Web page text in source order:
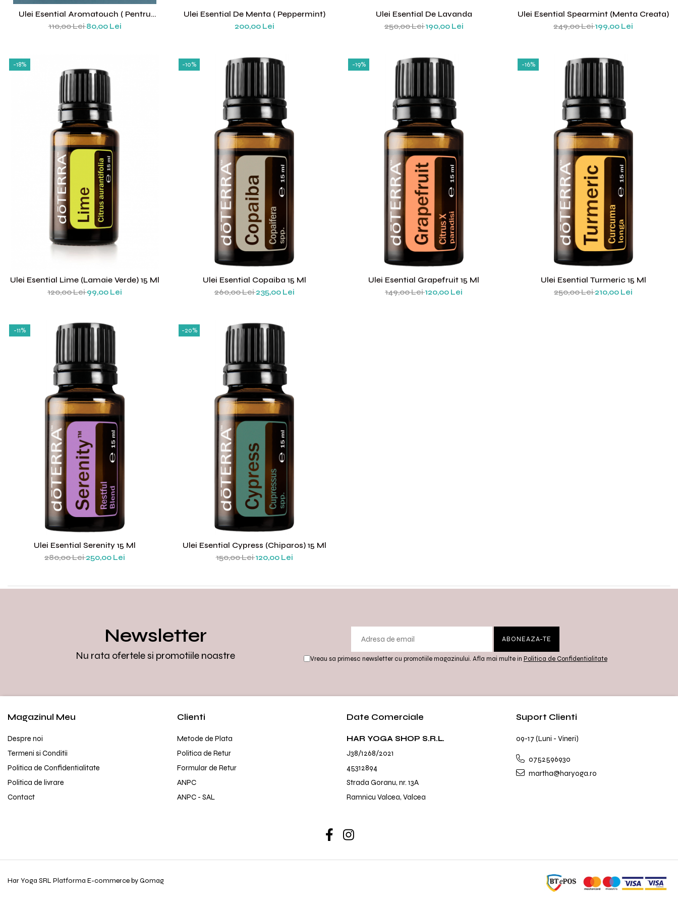
Ulei Esential Aromatouch ( Pentru
Masaj) 5 Ml
110,00 Lei80,00 Lei
Ulei Esential De Menta ( Peppermint)
200,00 Lei
Ulei Esential De Lavanda
250,00 Lei190,00 Lei
Ulei Esential Spearmint (menta Creata)
249,00 Lei199,00 Lei
-18%
Ulei Esential Lime (lamaie Verde) 15 Ml
120,00 Lei99,00 Lei
-10%
Ulei Esential Copaiba 15 Ml
260,00 Lei235,00 Lei
-19%
Ulei Esential Grapefruit 15 Ml
149,00 Lei120,00 Lei
-16%
Ulei Esential Turmeric 15 Ml
250,00 Lei210,00 Lei
-11%
Ulei Esential Serenity 15 Ml
280,00 Lei250,00 Lei
-20%
Ulei Esential Cypress (chiparos) 15 Ml
150,00 Lei120,00 Lei
Newsletter
Nu rata ofertele si promotiile noastre Vreau sa primesc newsletter cu promotiile magazinului. Afla mai multe in Politica de Confidentialitate
Magazinul Meu
Despre noi
Termeni si Conditii
Politica de Confidentialitate
Politica de livrare
Contact
Clienti
Metode de Plata
Politica de Retur
Formular de Retur
ANPC
ANPC - SAL
Date Comerciale
HAR YOGA SHOP S.R.L.
J38/1268/2021
45312894
Strada Goranu, nr. 13A
Ramnicu Valcea, Valcea
Suport Clienti
09-17 (Luni - Vineri)
0752596930
martha@haryoga.ro
Har Yoga SRL Platforma E-commerce by Gomag